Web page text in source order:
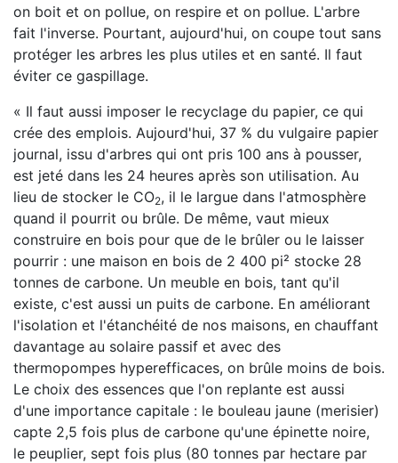
on boit et on pollue, on respire et on pollue. L'arbre
fait l'inverse. Pourtant, aujourd'hui, on coupe tout sans
protéger les arbres les plus utiles et en santé. Il faut
éviter ce gaspillage.
« Il faut aussi imposer le recyclage du papier, ce qui
crée des emplois. Aujourd'hui, 37 % du vulgaire papier
journal, issu d'arbres qui ont pris 100 ans à pousser,
est jeté dans les 24 heures après son utilisation. Au
lieu de stocker le CO2, il le largue dans l'atmosphère
quand il pourrit ou brûle. De même, vaut mieux
construire en bois pour que de le brûler ou le laisser
pourrir : une maison en bois de 2 400 pi² stocke 28
tonnes de carbone. Un meuble en bois, tant qu'il
existe, c'est aussi un puits de carbone. En améliorant
l'isolation et l'étanchéité de nos maisons, en chauffant
davantage au solaire passif et avec des
thermopompes hyperefficaces, on brûle moins de bois.
Le choix des essences que l'on replante est aussi
d'une importance capitale : le bouleau jaune (merisier)
capte 2,5 fois plus de carbone qu'une épinette noire,
le peuplier, sept fois plus (80 tonnes par hectare par